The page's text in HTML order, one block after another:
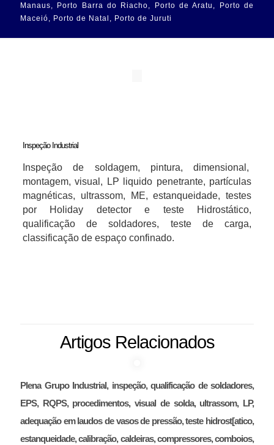
Manaus, Porto Barra do Riacho, Porto de Aratu, Porto de
Maceió, Porto de Natal, Porto de Juruti
Inspeção Industrial
Inspeção de soldagem, pintura, dimensional,
montagem, visual, LP liquido penetrante, partículas
magnéticas, ultrassom, ME, estanqueidade, testes
por Holiday detector e teste Hidrostático,
qualificação de soldadores, teste de carga,
classificação de espaço confinado.
Artigos Relacionados
Plena Grupo Industrial, inspeção, qualificação de soldadores,
EPS, RQPS, procedimentos, visual de solda, ultrassom, LP,
adequação em laudos de vasos de pressão, teste hidrost[atico,
estanqueidade, calibração, caldeiras, compressores, comboios,